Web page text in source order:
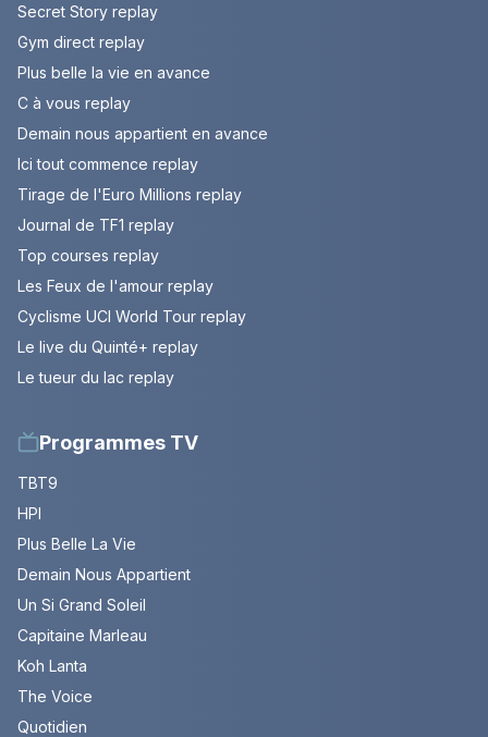
Secret Story replay
Gym direct replay
Plus belle la vie en avance
C à vous replay
Demain nous appartient en avance
Ici tout commence replay
Tirage de l'Euro Millions replay
Journal de TF1 replay
Top courses replay
Les Feux de l'amour replay
Cyclisme UCI World Tour replay
Le live du Quinté+ replay
Le tueur du lac replay
Programmes TV
TBT9
HPI
Plus Belle La Vie
Demain Nous Appartient
Un Si Grand Soleil
Capitaine Marleau
Koh Lanta
The Voice
Quotidien